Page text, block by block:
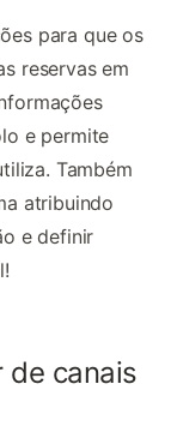
para que os
reservas em
e permite
Também
atribuindo
e definir
de canais